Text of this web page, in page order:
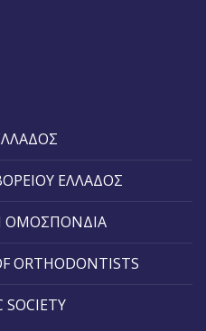
ΕΛΛΑΔΟΣ
ΟΜΟΣΠΟΝΔΙΑ
ORTHODONTISTS
SOCIETY